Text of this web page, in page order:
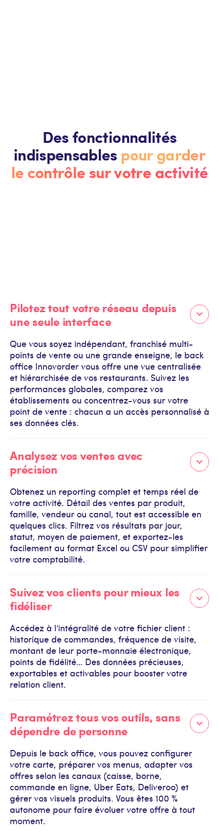
Des fonctionnalités
indispensables pour garder
le contrôle sur votre activité
Pilotez tout votre réseau depuis
une seule interface
Que vous soyez indépendant, franchisé multi-
points de vente ou une grande enseigne, le back
office Innovorder vous offre une vue centralisée
et hiérarchisée de vos restaurants. Suivez les
performances globales, comparez vos
établissements ou concentrez-vous sur votre
point de vente : chacun a un accès personnalisé à
ses données clés.
Analysez vos ventes avec
précision
Obtenez un reporting complet et temps réel de
votre activité. Détail des ventes par produit,
famille, vendeur ou canal, tout est accessible en
quelques clics. Filtrez vos résultats par jour,
statut, moyen de paiement, et exportez-les
facilement au format Excel ou CSV pour simplifier
votre comptabilité.
Suivez vos clients pour mieux les
fidéliser
Accédez à l’intégralité de votre fichier client :
historique de commandes, fréquence de visite,
montant de leur porte-monnaie électronique,
points de fidélité… Des données précieuses,
exportables et activables pour booster votre
relation client.
Paramétrez tous vos outils, sans
dépendre de personne
Depuis le back office, vous pouvez configurer
votre carte, préparer vos menus, adapter vos
offres selon les canaux (caisse, borne,
commande en ligne, Uber Eats, Deliveroo) et
gérer vos visuels produits. Vous êtes 100 %
autonome pour faire évoluer votre offre à tout
moment.